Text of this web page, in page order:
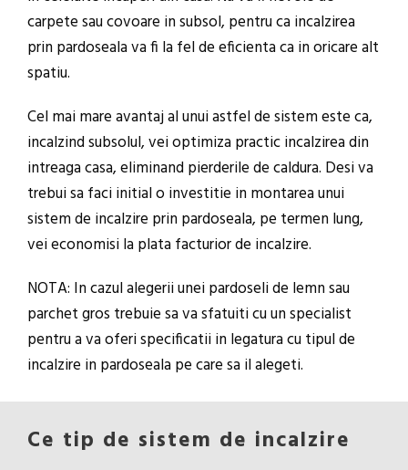
carpete sau covoare in subsol, pentru ca incalzirea
prin pardoseala va fi la fel de eficienta ca in oricare alt
spatiu.
Cel mai mare avantaj al unui astfel de sistem este ca,
incalzind subsolul, vei optimiza practic incalzirea din
intreaga casa, eliminand pierderile de caldura. Desi va
trebui sa faci initial o investitie in montarea unui
sistem de incalzire prin pardoseala, pe termen lung,
vei economisi la plata facturior de incalzire.
NOTA: In cazul alegerii unei pardoseli de lemn sau
parchet gros trebuie sa va sfatuiti cu un specialist
pentru a va oferi specificatii in legatura cu tipul de
incalzire in pardoseala pe care sa il alegeti.
Ce tip de sistem de incalzire